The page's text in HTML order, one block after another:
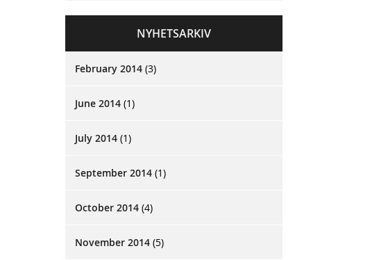
NYHETSARKIV
February 2014(3)
June 2014(1)
July 2014(1)
September 2014(1)
October 2014(4)
November 2014(5)